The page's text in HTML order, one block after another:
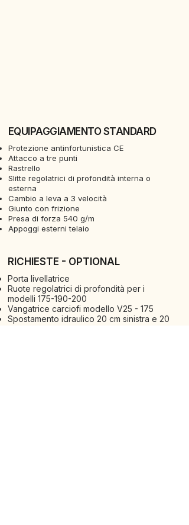
EQUIPAGGIAMENTO STANDARD
Protezione antinfortunistica CE
Attacco a tre punti
Rastrello
Slitte regolatrici di profondità interna o
esterna
Cambio a leva a 3 velocità
Giunto con frizione
Presa di forza 540 g/m
Appoggi esterni telaio
RICHIESTE - OPTIONAL
Porta livellatrice
Ruote regolatrici di profondità per i
modelli 175-190-200
Vangatrice carciofi modello V25 - 175
Spostamento idraulico 20 cm sinistra e 20